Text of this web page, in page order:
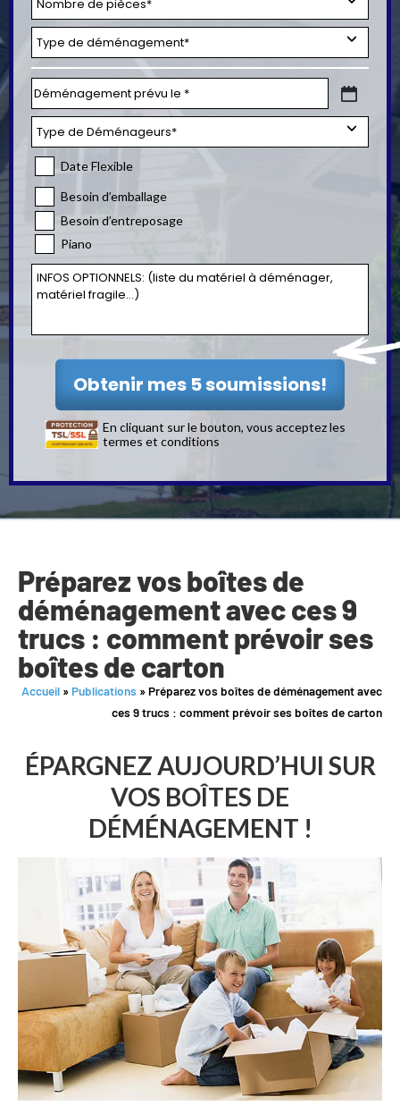
Date Flexible
Besoin d’emballage
Besoin d’entreposage
Piano
En cliquant sur le bouton, vous acceptez les
termes et conditions
Préparez vos boîtes de
déménagement avec ces 9
trucs : comment prévoir ses
boîtes de carton
Accueil » Publications »Préparez vos boîtes de déménagement avec
ces 9 trucs : comment prévoir ses boîtes de carton
ÉPARGNEZ AUJOURD’HUI SUR
VOS BOÎTES DE
DÉMÉNAGEMENT !